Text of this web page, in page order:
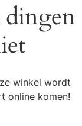
winkel wordt
online komen!